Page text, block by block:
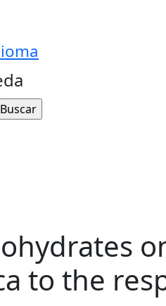
to the